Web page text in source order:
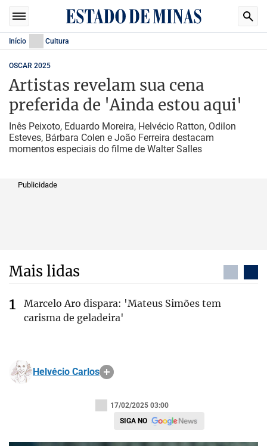
Início Cultura
OSCAR 2025
Artistas revelam sua cena
preferida de 'Ainda estou aqui'
Inês Peixoto, Eduardo Moreira, Helvécio Ratton, Odilon
Esteves, Bárbara Colen e João Ferreira destacam
momentos especiais do filme de Walter Salles
Publicidade
Mais lidas
Marcelo Aro dispara: 'Mateus Simões tem
carisma de geladeira'
Helvécio Carlos
17/02/2025 03:00
SIGA NO